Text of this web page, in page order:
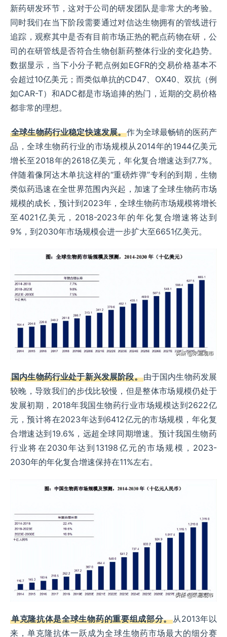
新药研发环节，这对于公司的研发团队是非常大的考验。
同时我们在当下阶段需要通过对信达生物拥有的管线进行
追踪，观察其中是否有目前市场正热的靶点药物在研，公
司的在研管线是否符合生物创新药整体行业的变化趋势。
数据显示，当下小分子靶点例如EGFR的交易价格基本不
会超过10亿美元；而类似单抗的CD47、OX40、双抗（例
如CAR-T）和ADC都是市场追捧的热门，近期的交易价格
都非常的理想。
全球生物药行业稳定快速发展。作为全球最畅销的医药产
品，全球生物药行业的市场规模从2014年的1944亿美元
增长至2018年的2618亿美元，年化复合增速达到7.7%。
伴随着像阿达木单抗这样的“重磅炸弹”专利的到期，生物
类似药迅速在全世界范围内兴起，加速了全球生物药市场
规模的成长，预计到2023年，全球生物药市场规模将增长
至4021亿美元，2018-2023年的年化复合增速将达到
9%，到2030年市场规模会进一步扩大至6651亿美元。
国内生物药行业处于新兴发展阶段。由于国内生物药发展
较晚，导致我们的步伐比较慢，但是整体市场规模仍处于
发展初期，2018年我国生物药行业市场规模达到2622亿
元，预计将在2023年达到6412亿元的市场规模，年化复
合增速达到19.6%，远超全球同期增速。预计我国生物药
行业将在2030年达到13198亿元的市场规模，2023-
2030年的年化复合增速保持在11%左右。
单克隆抗体是全球生物药的重要组成部分。从2013年以
来，单克隆抗体一跃成为全球生物药市场最大的细分赛